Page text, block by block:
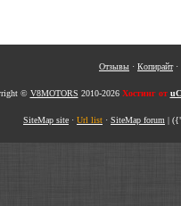
Отзывы · Копирайт·
© V8MOTORS 2010-2026 Хостинг от
SiteMap site · Url list · SiteMap forum |